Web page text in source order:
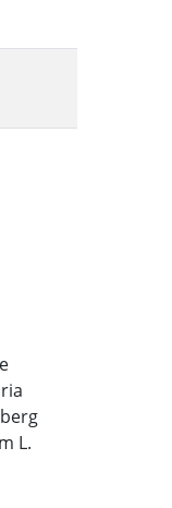
L.